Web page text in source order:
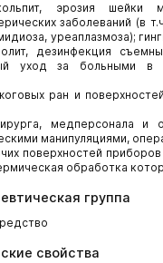
эрозия шейки
заболеваний (в
уреаплазмоза);
дезинфекция
уход за больными
ран и
медперсонала и
манипуляциями,
поверхностей
обработка
группа
свойства